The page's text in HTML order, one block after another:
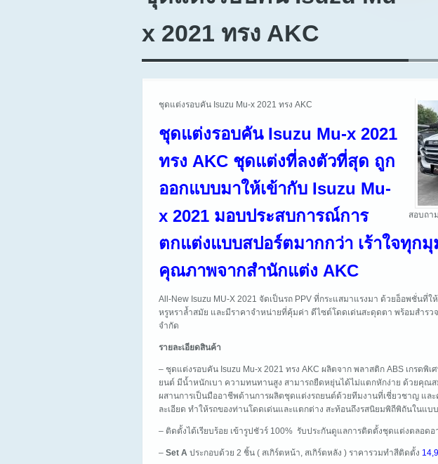
x 2021 ทรง AKC
สอบถา
ชุดแต่งรอบคัน Isuzu Mu-x 2021 ทรง AKC
ชุดแต่งรอบคัน Isuzu Mu-x 2021
ทรง AKC ชุดแต่งที่ลงตัวที่สุด ถูก
ออกแบบมาให้เข้ากับ Isuzu Mu-
x 2021 มอบประสบการณ์การ
ตกแต่งแบบสปอร์ตมากกว่า เร้าใจทุก
คุณภาพจากสำนักแต่ง AKC
All-New Isuzu MU-X 2021 จัดเป็นรถ PPV ที่กระแสมาแรงมา ด้วยอ็อพชั่นที่ใ
หรูหราล้ำสมัย และมีราคาจำหน่ายที่คุ้มค่า ดีไซต์โดดเด่นสะดุดตา พร้อมสำรว
จำกัด
รายละเอียดสินค้า
– ชุดแต่งรอบคัน Isuzu Mu-x 2021 ทรง AKC ผลิตจาก พลาสติก ABS เกรดพิ
ยนต์ มีน้ำหนักเบา ความทนทานสูง สามารถยืดหยุ่นได้ไม่แตกหักง่าย ด้วยคุณ
ผสานการเป็นมืออาชีพด้านการผลิตชุดแต่งรถยนต์ด้วยทีมงานที่เชี่ยวชาญ แล
ละเอียด ทำให้รถของท่านโดดเด่นและแตกต่าง สะท้อนถึงรสนิยมพิถีพิถันในแบ
– ติดตั้งได้เรียบร้อย เข้ารูปชัวร์ 100% รับประกันดูแลการติดตั้งชุดแต่งตลอดอ
– Set A ประกอบด้วย 2 ชิ้น ( สเกิร์ตหน้า, สเกิร์ตหลัง ) ราคารวมทำสีติดตั้ง